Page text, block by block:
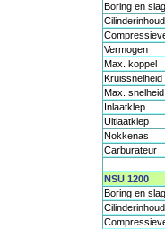
Boring en slag
Cilinderinhoud
Vermogen
Max. koppel
Kruissnelheid
Max. snelheid
Inlaatklep
Uitlaatklep
Nokkenas
Carburateur
NSU 1200
Boring en slag
Cilinderinhoud